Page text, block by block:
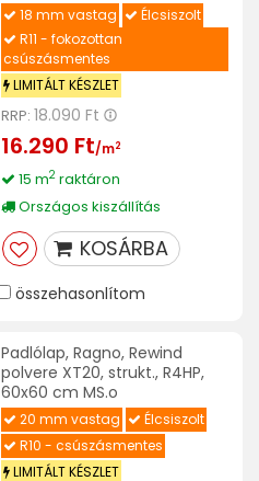
18 mm vastag
Élcsiszolt
R11 - fokozottan
csúszásmentes
LIMITÁLT KÉSZLET
RRP: 18.090 Ft
16.290 Ft/m2
15 m2raktáron
Országos kiszállítás
KOSÁRBA
összehasonlítom
Padlólap, Ragno, Rewind
polvere XT20, strukt., R4HP,
60x60 cm MS.o
20 mm vastag
Élcsiszolt
R10 - csúszásmentes
LIMITÁLT KÉSZLET